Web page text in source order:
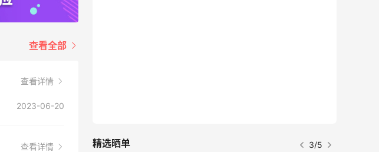
查看全部
查看详情
2023-06-20
查看详情 精选晒单 3/5